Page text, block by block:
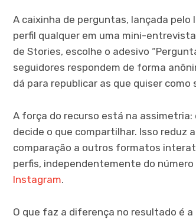
A caixinha de perguntas, lançada
perfil qualquer em uma mini-
de Stories, escolhe o adesivo
seguidores respondem de forma
dá para republicar as que quiser
A força do recurso está na
decide o que compartilhar. Isso reduz
comparação a outros formatos
perfis, independentemente do
Instagram.
O que faz a diferença no resultado é